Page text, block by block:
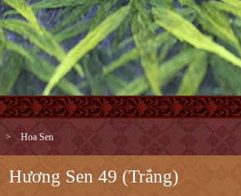
Hoa Sen
Hương Sen 49 (Trắng)